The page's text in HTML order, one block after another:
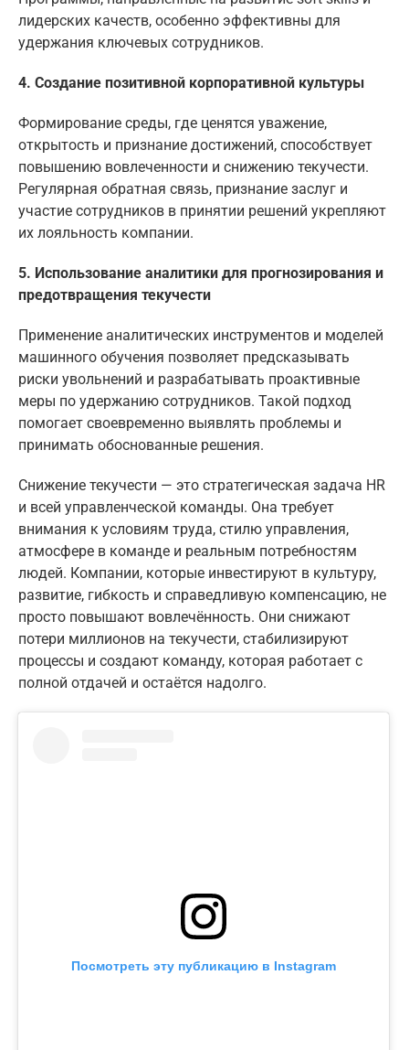
лидерских качеств, особенно эффективны для
удержания ключевых сотрудников.
4. Создание позитивной корпоративной культуры
Формирование среды, где ценятся уважение,
открытость и признание достижений, способствует
повышению вовлеченности и снижению текучести.
Регулярная обратная связь, признание заслуг и
участие сотрудников в принятии решений укрепляют
их лояльность компании.
5. Использование аналитики для прогнозирования и
предотвращения текучести
Применение аналитических инструментов и моделей
машинного обучения позволяет предсказывать
риски увольнений и разрабатывать проактивные
меры по удержанию сотрудников. Такой подход
помогает своевременно выявлять проблемы и
принимать обоснованные решения.
Снижение текучести — это стратегическая задача HR
и всей управленческой команды. Она требует
внимания к условиям труда, стилю управления,
атмосфере в команде и реальным потребностям
людей. Компании, которые инвестируют в культуру,
развитие, гибкость и справедливую компенсацию, не
просто повышают вовлечённость. Они снижают
потери миллионов на текучести, стабилизируют
процессы и создают команду, которая работает с
полной отдачей и остаётся надолго.
Посмотреть эту публикацию в Instagram